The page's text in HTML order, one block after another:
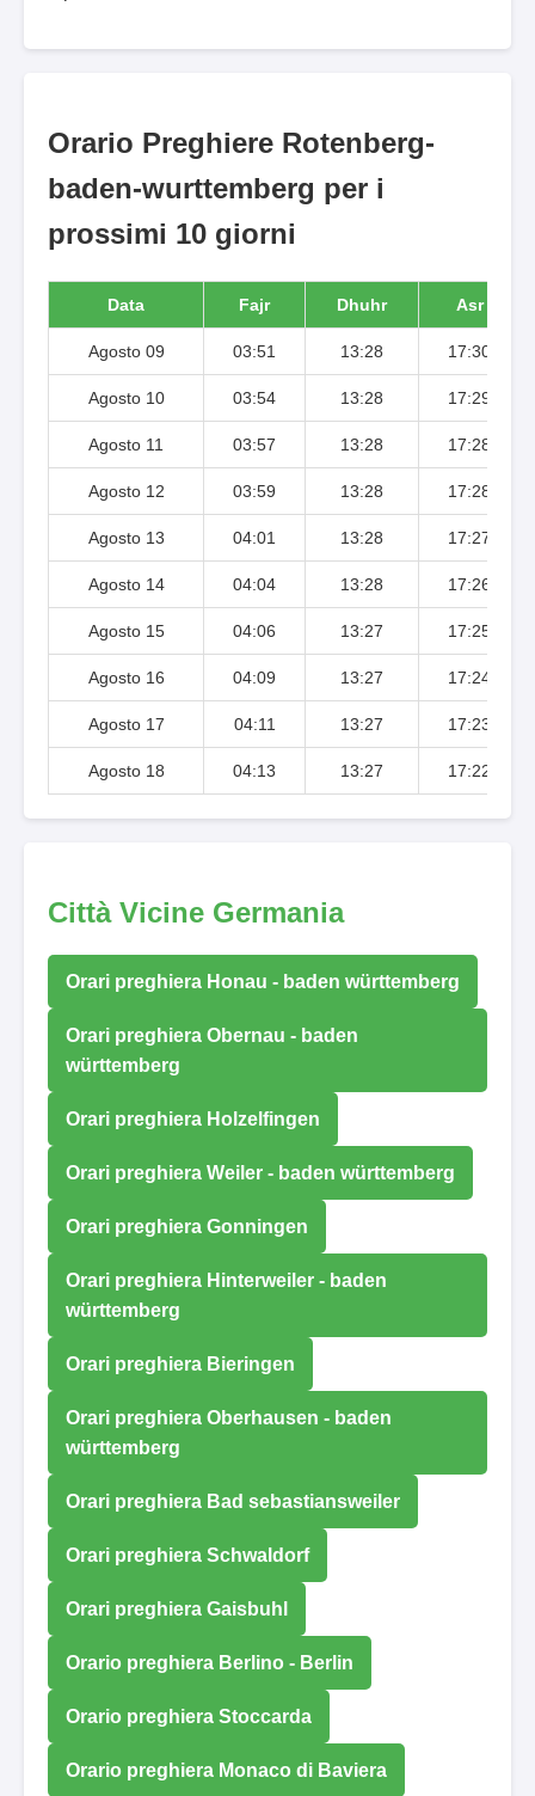
Orario Preghiere Rotenberg-
baden-wurttemberg per i
prossimi 10 giorni
Data Fajr Dhuhr Asr
Agosto 09 03:51 13:28 17:30
Agosto 10 03:54 13:28 17:29
Agosto 11 03:57 13:28 17:28
Agosto 12 03:59 13:28 17:28
Agosto 13 04:01 13:28 17:27
Agosto 14 04:04 13:28 17:26
Agosto 15 04:06 13:27 17:25
Agosto 16 04:09 13:27 17:24
Agosto 17 04:11 13:27 17:23
Agosto 18 04:13 13:27 17:22
Città Vicine Germania
Orari preghiera Honau - baden württemberg
Orari preghiera Obernau - baden
württemberg
Orari preghiera Holzelfingen
Orari preghiera Weiler - baden württemberg
Orari preghiera Gonningen
Orari preghiera Hinterweiler - baden
württemberg
Orari preghiera Bieringen
Orari preghiera Oberhausen - baden
württemberg
Orari preghiera Bad sebastiansweiler
Orari preghiera Schwaldorf
Orari preghiera Gaisbuhl
Orario preghiera Berlino - Berlin
Orario preghiera Stoccarda
Orario preghiera Monaco di Baviera